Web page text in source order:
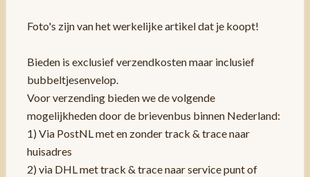
Foto's zijn van het werkelijke artikel dat je koopt!
Bieden is exclusief verzendkosten maar inclusief
bubbeltjesenvelop.
Voor verzending bieden we de volgende
mogelijkheden door de brievenbus binnen Nederland:
1) Via PostNL met en zonder track & trace naar
huisadres
2) via DHL met track & trace naar service punt of